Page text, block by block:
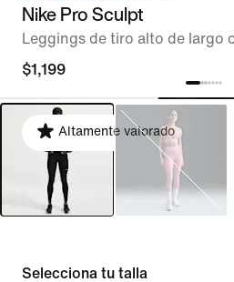
Nike Pro Sculpt
Leggings de tiro alto de largo
$1,199
Altamente valorado
Selecciona tu talla